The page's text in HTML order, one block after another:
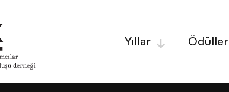
Yıllar Ödüller